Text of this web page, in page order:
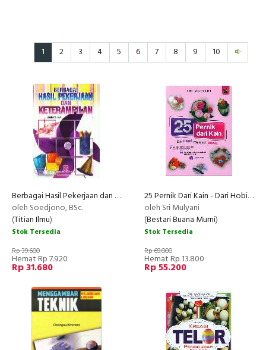
1 2 3 4 5 6 7 8 9 10
Berbagai Hasil Pekerjaan dan Keterampilan
oleh Soedjono, BSc.
(Titian Ilmu)
Stok Tersedia
Rp 39.600
Hemat Rp 7.920
Rp 31.680
25 Pernik Dari Kain - Dari Hobi Menjadi Bisnis
oleh Sri Mulyani
(Bestari Buana Murni)
Stok Tersedia
Rp 69.000
Hemat Rp 13.800
Rp 55.200